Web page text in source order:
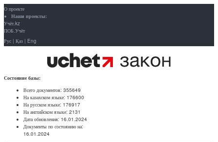
О проекте
Наши проекты:
Учёт.kz
ПОБ.Учёт
Рус | Қаз | Eng
Состояние базы:
Всего документов: 355649
На казахском языке: 176600
На русском языке: 176917
На английском языке: 2131
Дата обновления: 16.01.2024
Документы по состоянию на:
16.01.2024